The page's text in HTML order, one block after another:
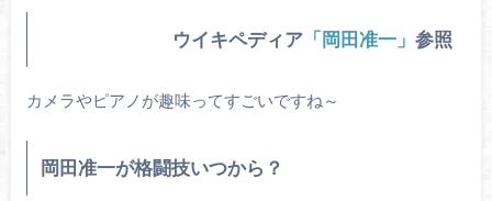
ウイキペディア 「岡田准一」参照
カメラやピアノが趣味ってすごいですね～
岡田准一が格闘技いつから？